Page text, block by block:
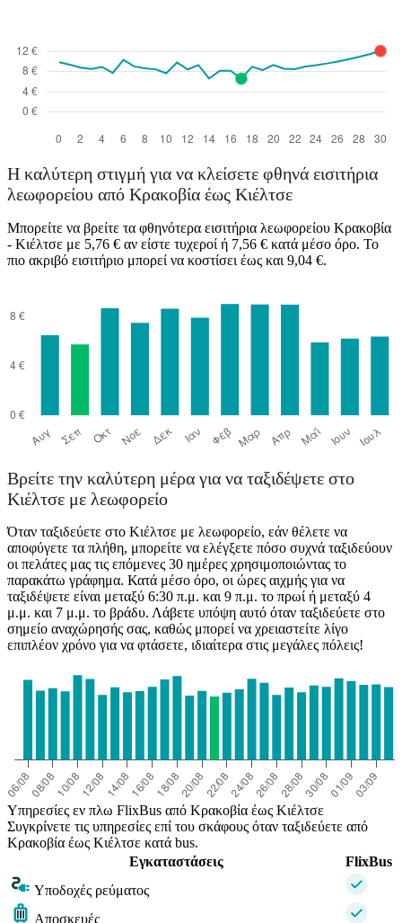
Η καλύτερη στιγμή για να κλείσετε φθηνά εισιτήρια
λεωφορείου από Κρακοβία έως Κιέλτσε
Μπορείτε να βρείτε τα φθηνότερα εισιτήρια λεωφορείου Κρακοβία
- Κιέλτσε με 5,76 € αν είστε τυχεροί ή 7,56 € κατά μέσο όρο. Το
πιο ακριβό εισιτήριο μπορεί να κοστίσει έως και 9,04 €.
Βρείτε την καλύτερη μέρα για να ταξιδέψετε στο
Κιέλτσε με λεωφορείο
Όταν ταξιδεύετε στο Κιέλτσε με λεωφορείο, εάν θέλετε να
αποφύγετε τα πλήθη, μπορείτε να ελέγξετε πόσο συχνά ταξιδεύουν
οι πελάτες μας τις επόμενες 30 ημέρες χρησιμοποιώντας το
παρακάτω γράφημα. Κατά μέσο όρο, οι ώρες αιχμής για να
ταξιδέψετε είναι μεταξύ 6:30 π.μ. και 9 π.μ. το πρωί ή μεταξύ 4
μ.μ. και 7 μ.μ. το βράδυ. Λάβετε υπόψη αυτό όταν ταξιδεύετε στο
σημείο αναχώρησής σας, καθώς μπορεί να χρειαστείτε λίγο
επιπλέον χρόνο για να φτάσετε, ιδιαίτερα στις μεγάλες πόλεις!
Υπηρεσίες εν πλω FlixBus από Κρακοβία έως Κιέλτσε
Συγκρίνετε τις υπηρεσίες επί του σκάφους όταν ταξιδεύετε από
Κρακοβία έως Κιέλτσε κατά bus.
Εγκαταστάσεις
FlixBus
Υποδοχές ρεύματος
Αποσκευές